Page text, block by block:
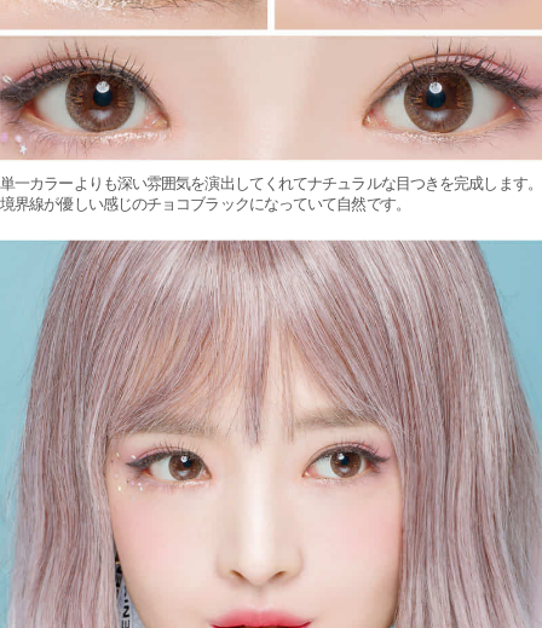
単一カラーよりも深い雰囲気を演出してくれてナチュラルな目つきを完成します。
境界線が優しい感じのチョコブラックになっていて自然です。